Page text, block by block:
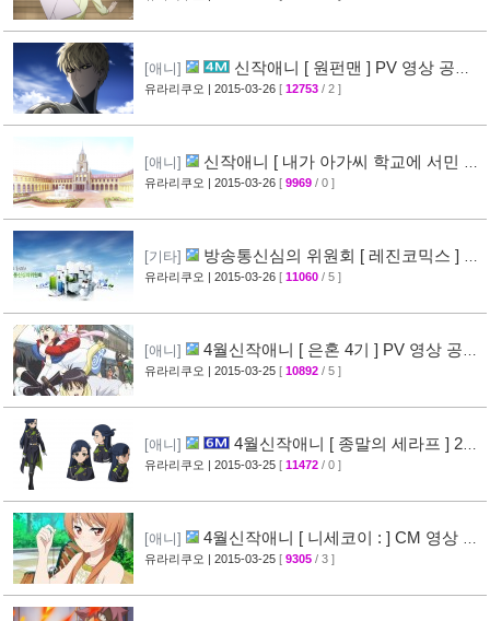
[애니]
신작애니 [ 원펀맨 ] PV 영상 공개 (
onepunchman ) [49]
유라리쿠오 | 2015-03-26 [ 12753 / 2 ]
[애니]
신작애니 [ 내가 아가씨 학교에 서민 샘
플로 겟츠당한 사건 ] 티저 영상 공개
유라리쿠오 | 2015-03-26 [ 9969 / 0 ]
[기타]
방송통신심의 위원회 [ 레진코믹스 ] 접
속 차단 보류 소식 [51]
유라리쿠오 | 2015-03-26 [ 11060 / 5 ]
[애니]
4월신작애니 [ 은혼 4기 ] PV 영상 공
개 [67]
유라리쿠오 | 2015-03-25 [ 10892 / 5 ]
[애니]
4월신작애니 [ 종말의 세라프 ] 2차
PV 영상 공개 [32]
유라리쿠오 | 2015-03-25 [ 11472 / 0 ]
[애니]
4월신작애니 [ 니세코이 : ] CM 영상 공
개 [47]
유라리쿠오 | 2015-03-25 [ 9305 / 3 ]